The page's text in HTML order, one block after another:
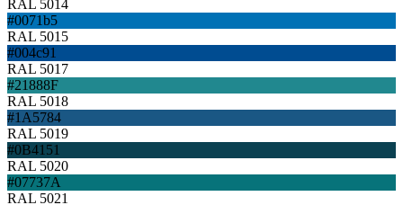
RAL 5014
#0071b5
RAL 5015
#004c91
RAL 5017
#21888F
RAL 5018
#1A5784
RAL 5019
#0B4151
RAL 5020
#07737A
RAL 5021